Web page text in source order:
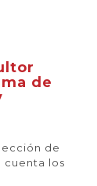
de
de
cuenta los